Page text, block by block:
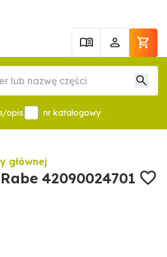
opis nr katalogowy
głównej
42090024701